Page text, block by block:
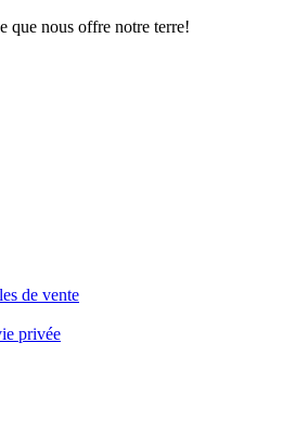
que nous offre notre terre!
de vente
privée